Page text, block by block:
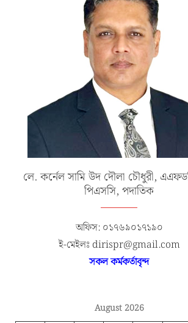
এক্সারসাইজ টাইগার লাইটনিং-২০২৬ এর
উদ্বোধনী অনুষ্ঠান
জুলাই ১৯, ২০২৬
১৮-তম
লে. কর্নেল সামি উদ দৌলা চৌধুরী,
পিএসসি, পদাতিক
অফিস: ০১৭৬৯০১৭১৯০
ই-মেইলঃ dirispr@gmail.com
সকল কর্মকর্তাবৃন্দ
August 2026